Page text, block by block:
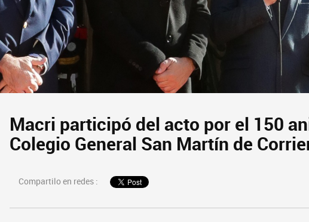
Macri participó del acto por el 150
Colegio General San Martín de
Compartilo en redes :